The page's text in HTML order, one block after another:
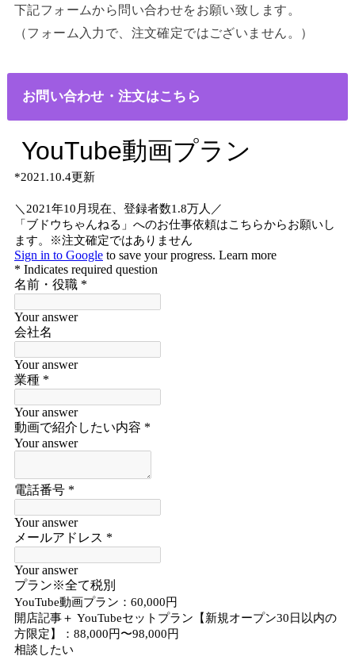
下記フォームから問い合わせをお願い致します。
（フォーム入力で、注文確定ではございません。）
お問い合わせ・注文はこちら